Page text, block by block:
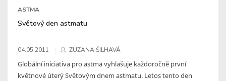
ASTMA
Světový den astmatu
04.05.2011 ZUZANA ŠILHAVÁ
Globální iniciativa pro astma vyhlašuje každoročně první
květnové úterý Světovým dnem astmatu. Letos tento den